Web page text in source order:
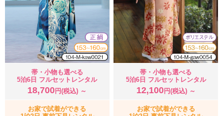
帯・小物も選べる
5泊6日 フルセットレンタル
18,700 円(税込) ～
お家で試着ができる
帯・小物も選べる
5泊6日 フルセットレンタル
12,100円(税込) ～
お家で試着ができる